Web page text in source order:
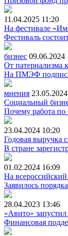
11.04.2025 11:20
На фестивале
Фестиваль
бизнес 09.06.2024
От патернализма
На ПМЭФ
мнения 23.05.2024
Социальный
Почему работа по
23.04.2024 10:20
Годовая выручка
В стране
01.02.2024 16:09
На
Заявилось
28.04.2023 13:46
«Авито»
Финансовая